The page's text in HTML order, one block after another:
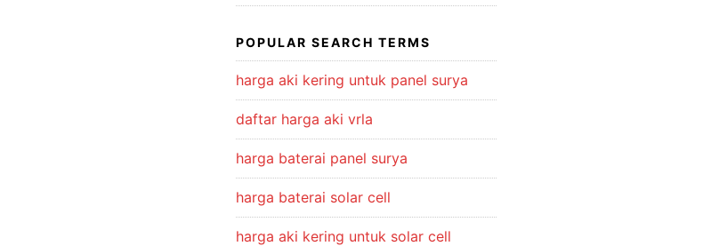
price
was:
Rp2,300,000.00.
price
Rp2,149,000.00.
POPULAR SEARCH TERMS
harga aki kering untuk panel surya
daftar harga aki vrla
harga baterai panel surya
harga baterai solar cell
harga aki kering untuk solar cell